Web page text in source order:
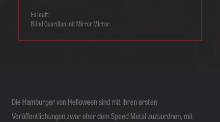
Es läuft:
Blind Guardian mit Mirror Mirror
Die Hamburger von Helloween sind mit ihren ersten
Veröffentlichungen zwar eher dem Speed Metal zuzuordnen, mit